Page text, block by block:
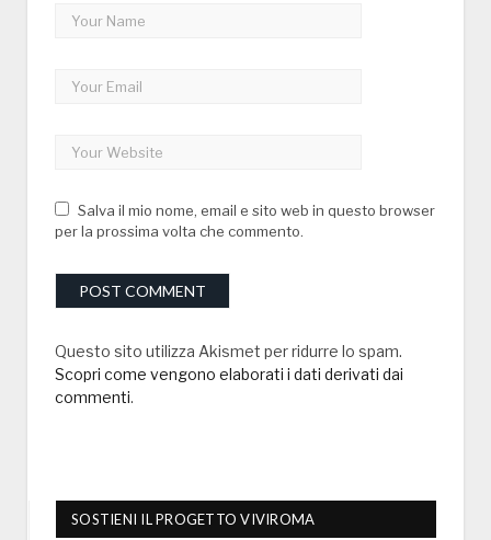
Salva il mio nome, email e sito web in questo browser
per la prossima volta che commento.
Questo sito utilizza Akismet per ridurre lo spam.
Scopri come vengono elaborati i dati derivati dai
commenti.
SOSTIENI IL PROGETTO VIVIROMA